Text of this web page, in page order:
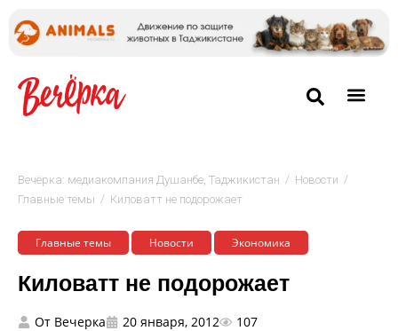
Вечёрка: медиакомпания Душанбе, Таджикистан / Новости /
Главные темы / Киловатт не подорожает
Главные темы Новости Экономика
Киловатт не подорожает
От Вечерка 20 января, 2012 107